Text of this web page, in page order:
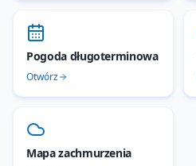
Pogoda długoterminowa
Otwórz
Mapa zachmurzenia